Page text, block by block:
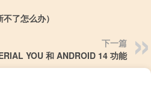
了怎么办）
下一篇
YOU 和 ANDROID 14 功能